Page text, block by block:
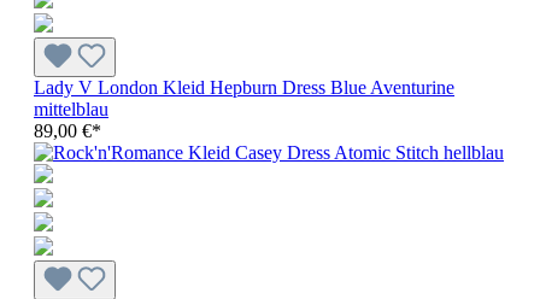
Lady V London Kleid Hepburn Dress Blue Aventurine
mittelblau
89,00 €*